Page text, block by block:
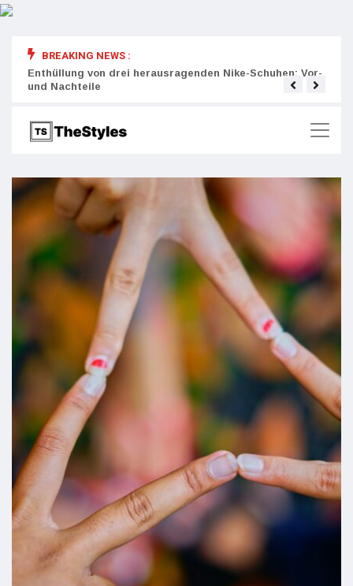
BREAKING NEWS :
Enthüllung von drei herausragenden Nike-Schuhen: Vor-
und Nachteile